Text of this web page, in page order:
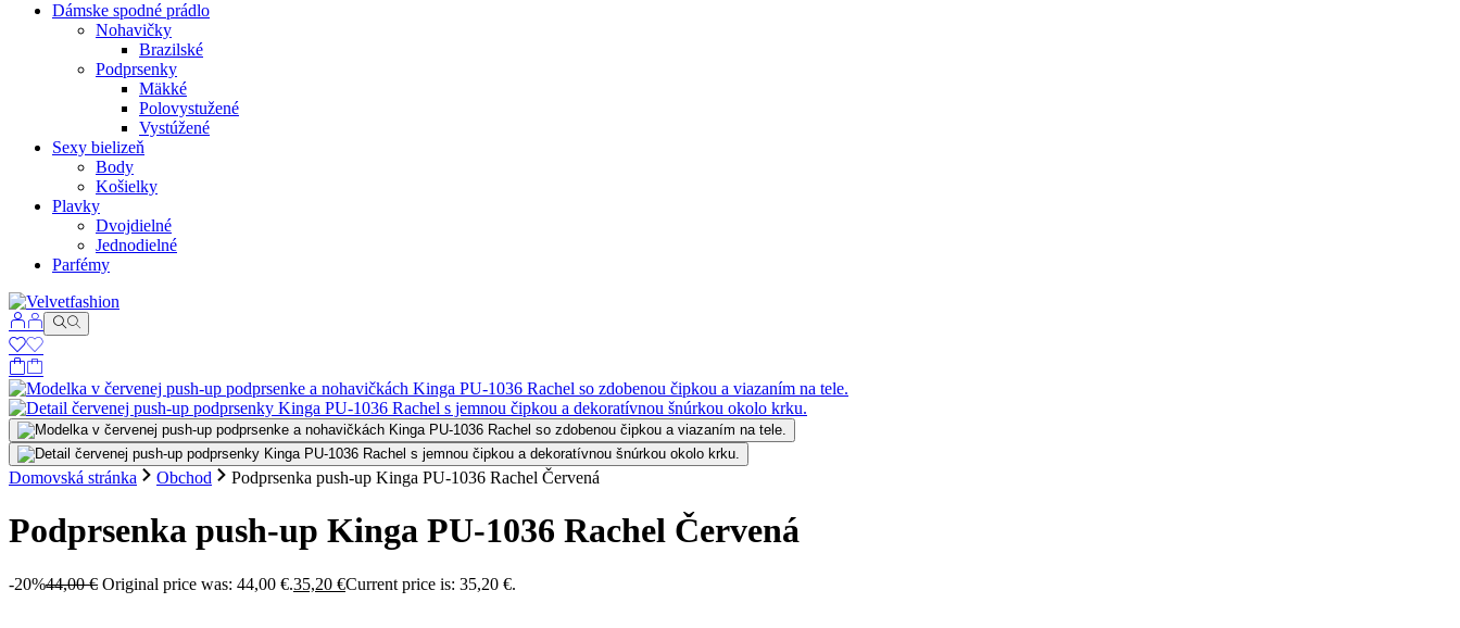
Dámske spodné prádlo
Nohavičky
Brazilské
Podprsenky
Mäkké
Polovystužené
Vystúžené
Sexy bielizeň
Body
Košielky
Plavky
Dvojdielné
Jednodielné
Parfémy
Domovská stránka Obchod Podprsenka push-up Kinga PU-1036 Rachel Červená
Podprsenka push-up Kinga PU-1036 Rachel Červená
-20%44,00€ Original price was: 44,00 €.35,20 €Current price is: 35,20 €.